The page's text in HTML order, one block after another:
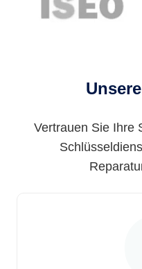
Vertrauen Sie Ihre